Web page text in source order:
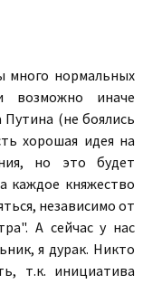
много нормальных
возможно иначе
Путина (не боялись
хорошая идея на
но это будет
каждое княжество
независимо от
А сейчас у нас
я дурак. Никто
т.к. инициатива